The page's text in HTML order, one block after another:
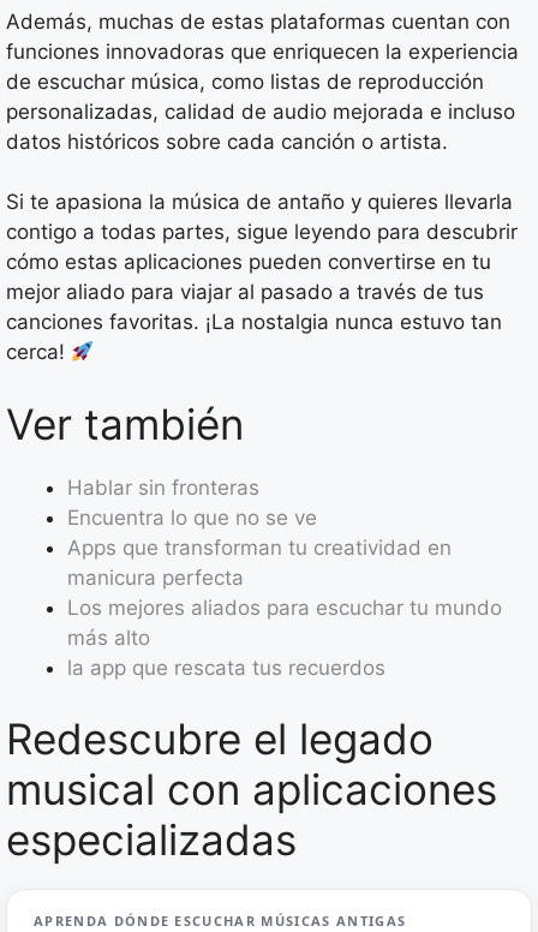
Además, muchas de estas plataformas cuentan con
funciones innovadoras que enriquecen la experiencia
de escuchar música, como listas de reproducción
personalizadas, calidad de audio mejorada e incluso
datos históricos sobre cada canción o artista.
Si te apasiona la música de antaño y quieres llevarla
contigo a todas partes, sigue leyendo para descubrir
cómo estas aplicaciones pueden convertirse en tu
mejor aliado para viajar al pasado a través de tus
canciones favoritas. ¡La nostalgia nunca estuvo tan
cerca!
Ver también
Hablar sin fronteras
Encuentra lo que no se ve
Apps que transforman tu creatividad en
manicura perfecta
Los mejores aliados para escuchar tu mundo
más alto
la app que rescata tus recuerdos
Redescubre el legado
musical con aplicaciones
especializadas
APRENDA DÓNDE ESCUCHAR MÚSICAS ANTIGAS